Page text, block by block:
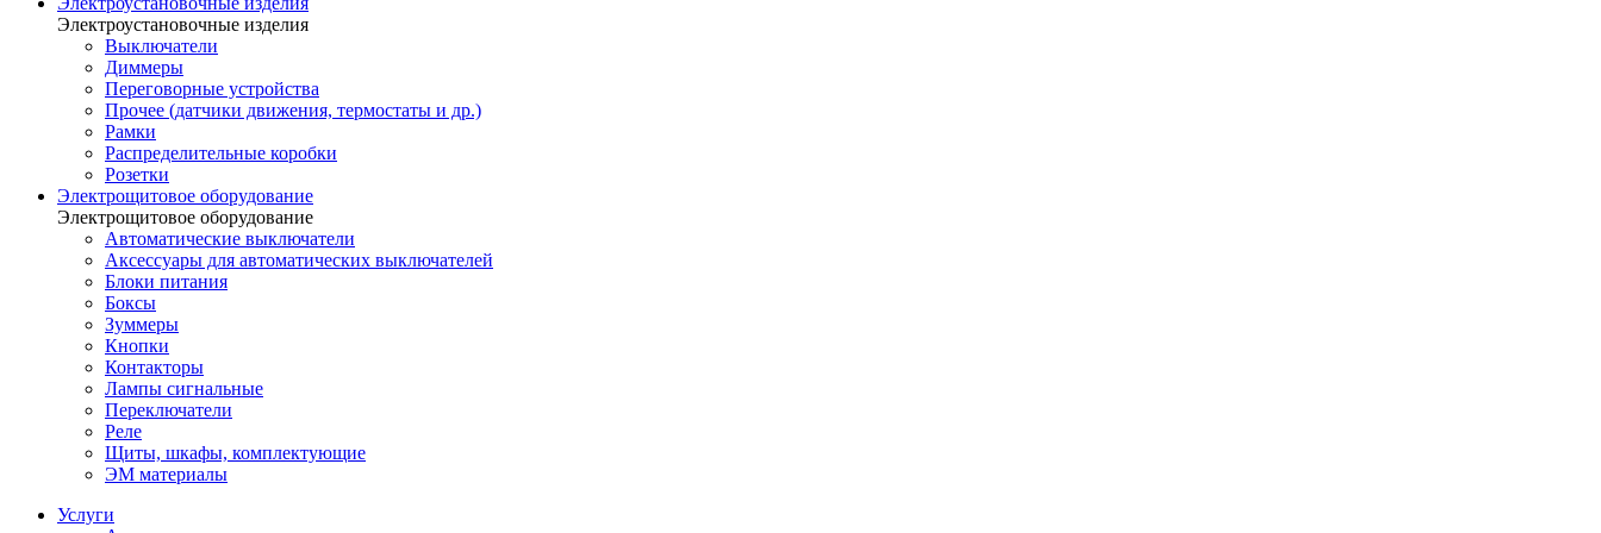
Электроустановочные изделия
Выключатели
Диммеры
Переговорные устройства
Прочее (датчики движения, термостаты и др.)
Рамки
Распределительные коробки
Розетки
Электрощитовое оборудование
Электрощитовое оборудование
Автоматические выключатели
Аксессуары для автоматических выключателей
Блоки питания
Боксы
Зуммеры
Кнопки
Контакторы
Лампы сигнальные
Переключатели
Реле
Щиты, шкафы, комплектующие
ЭМ материалы
Услуги